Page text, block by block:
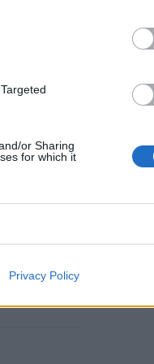
or Sharing
for which it
Privacy Policy
την έκτακτη
των
έχουμε
(5/8)